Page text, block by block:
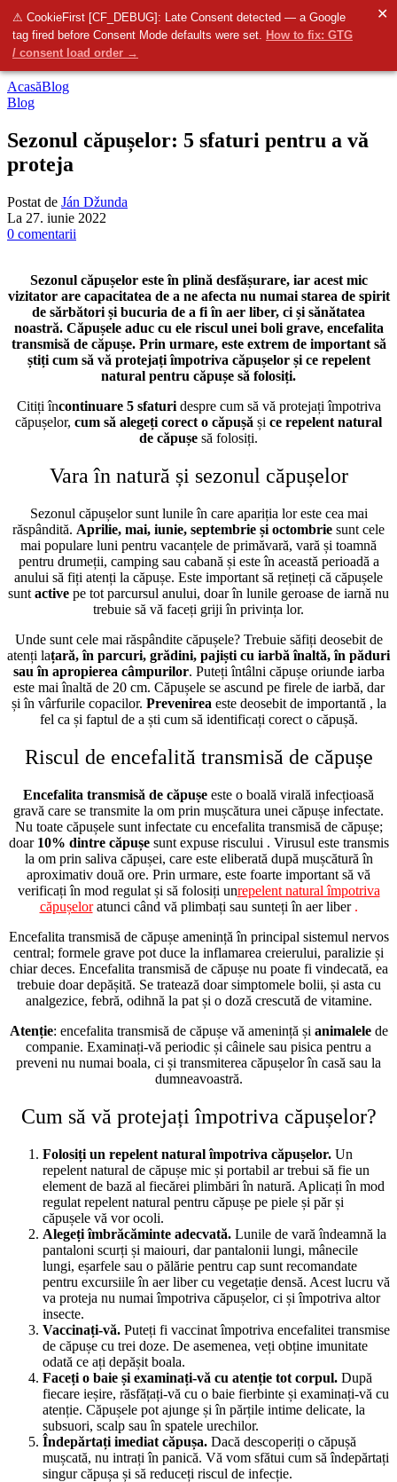
⚠ CookieFirst [CF_DEBUG]: Late Consent detected — a Google
tag fired before Consent Mode defaults were set. How to fix: GTG
/ consent load order →
✕
Meniu 0 items 0.00
Blog
AcasăBlog
Blog
Sezonul căpușelor: 5 sfaturi pentru a vă
proteja
Postat de Ján Džunda
La 27. iunie 2022
0 comentarii
Sezonul căpușelor este în plină desfășurare, iar acest mic
vizitator are capacitatea de a ne afecta nu numai starea de spirit
de sărbători și bucuria de a fi în aer liber, ci și sănătatea
noastră. Căpușele aduc cu ele riscul unei boli grave, encefalita
transmisă de căpușe. Prin urmare, este extrem de important să
știți cum să vă protejați împotriva căpușelor și ce repelent
natural pentru căpușe să folosiți.
Citiți încontinuare 5 sfaturidesprecum să vă protejați împotriva
căpușelor, cum să alegeți corect o căpușă și ce repelent natural
de căpușe să folosiți.
Vara în natură și sezonul căpușelor
Sezonul căpușelor sunt lunile în care apariția lor este cea mai
răspândită. Aprilie, mai, iunie, septembrie și octombrie sunt cele
mai populare luni pentru vacanțele de primăvară, vară și toamnă
pentru drumeții, camping sau cabană și este în această perioadă a
anului să fiți atenți la căpușe. Este important să rețineți că căpușele
sunt active pe tot parcursul anului, doar în lunile geroase de iarnă nu
trebuie să vă faceți griji în privința lor.
Unde sunt cele mai răspândite căpușele? Trebuie săfiți deosebit de
atenți lațară, în parcuri, grădini, pajiști cu iarbă înaltă, în păduri
sau în apropierea câmpurilor. Puteți întâlni căpușe oriunde iarba
este mai înaltă de 20 cm. Căpușele se ascund pe firele de iarbă, dar
și în vârfurile copacilor. Prevenirea este deosebit de importantă , la
fel ca și faptul dea ști cum să identificați corect o căpușă.
Riscul de encefalită transmisă de căpușe
Encefalita transmisă de căpușe este o boală virală infecțioasă
gravă care se transmite la om prin mușcătura unei căpușe infectate.
Nu toate căpușele sunt infectate cu encefalita transmisă de căpușe;
doar 10% dintre căpușesunt expuse riscului . Virusul este transmis
la om prin saliva căpușei, care este eliberată după mușcătură în
aproximativ două ore. Prin urmare, este foarte important să vă
verificați în mod regulat și să folosiți unrepelent natural împotriva
căpușeloratunci când vă plimbați sau sunteți în aer liber .
Encefalita transmisă de căpușe amenință în principal sistemul nervos
central; formele grave pot duce la inflamarea creierului, paralizie și
chiar deces. Encefalita transmisă de căpușe nu poate fi vindecată, ea
trebuie doar depășită. Se tratează doar simptomele bolii, și asta cu
analgezice, febră, odihnă la pat și o doză crescută de vitamine.
Atenție: encefalita transmisă de căpușe vă amenință și animalelede
companie. Examinați-vă periodic și câinele sau pisica pentru a
preveni nu numai boala, ci și transmiterea căpușelor în casă sau la
dumneavoastră.
Cum să vă protejați împotriva căpușelor?
Folosiți un repelent natural împotriva căpușelor. Un
repelent natural de căpușe mic și portabil ar trebui să fie un
element de bază al fiecărei plimbări în natură. Aplicați în mod
regulat repelent natural pentru căpușe pe piele și păr și
căpușele vă vor ocoli.
Alegeți îmbrăcăminte adecvată. Lunile de vară îndeamnă la
pantaloni scurți și maiouri, dar pantalonii lungi, mânecile
lungi, eșarfele sau o pălărie pentru cap sunt recomandate
pentru excursiile în aer liber cu vegetație densă. Acest lucru vă
va proteja nu numai împotriva căpușelor, ci și împotriva altor
insecte.
Vaccinați-vă. Puteți fi vaccinat împotriva encefalitei transmise
de căpușe cu trei doze. De asemenea, veți obține imunitate
odată ce ați depășit boala.
Faceți o baie și examinați-vă cu atenție tot corpul. După
fiecare ieșire, răsfățați-vă cu o baie fierbinte și examinați-vă cu
atenție. Căpușele pot ajunge și în părțile intime delicate, la
subsuori, scalp sau în spatele urechilor.
Îndepărtați imediat căpușa. Dacă descoperiți o căpușă
mușcată, nu intrați în panică. Vă vom sfătui cum să îndepărtați
singur căpușa și să reduceți riscul de infecție.